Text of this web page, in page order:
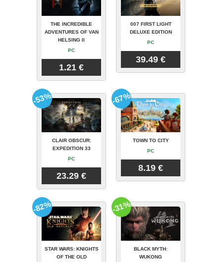
THE INCREDIBLE
ADVENTURES OF VAN
HELSING II
PC
1.21 €
007 FIRST LIGHT
DELUXE EDITION
PC
39.49 €
CLAIR OBSCUR:
EXPEDITION 33
PC
23.29 €
-53%
TOWN TO CITY
PC
8.19 €
-67%
STAR WARS: KNIGHTS
OF THE OLD
-82%
BLACK MYTH:
WUKONG
-31%